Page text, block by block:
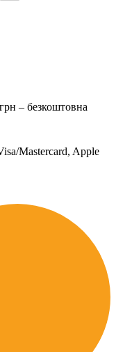
– безкоштовна
Mastercard, Apple